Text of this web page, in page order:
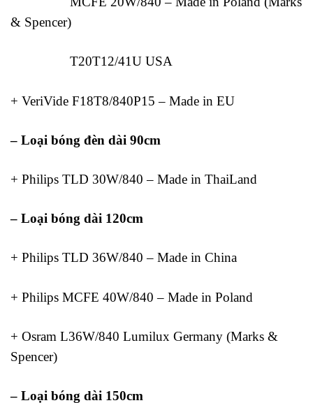
& Spencer)
T20T12/41U USA
+ VeriVide F18T8/840P15 – Made in EU
– Loại bóng đèn dài 90cm
+ Philips TLD 30W/840 – Made in ThaiLand
– Loại bóng dài 120cm
+ Philips TLD 36W/840 – Made in China
+ Philips MCFE 40W/840 – Made in Poland
+ Osram L36W/840 Lumilux Germany (Marks &
Spencer)
– Loại bóng dài 150cm